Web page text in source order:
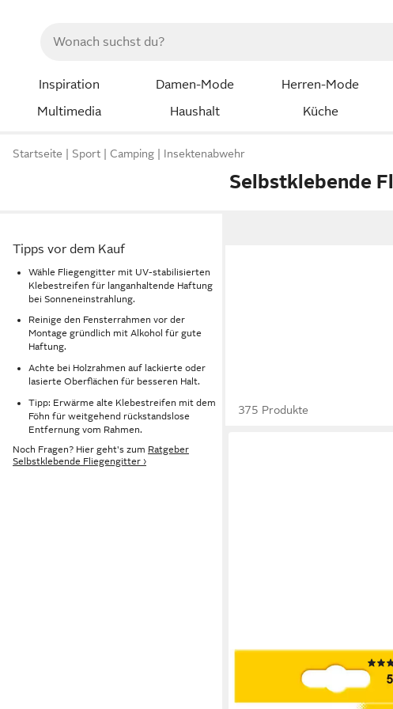
Inspiration Damen-Mode Herren-Mode
Multimedia
Haushalt Küche
Startseite Sport Camping Insektenabwehr
Selbstklebende
Tipps vor dem Kauf
Wähle Fliegengitter mit UV-stabilisierten
Klebestreifen für langanhaltende Haftung
bei Sonneneinstrahlung.
Reinige den Fensterrahmen vor der
Montage gründlich mit Alkohol für gute
Haftung.
Achte bei Holzrahmen auf lackierte oder
lasierte Oberflächen für besseren Halt.
Tipp: Erwärme alte Klebestreifen mit dem
Föhn für weitgehend rückstandslose
Entfernung vom Rahmen.
Noch Fragen? Hier geht's zum Ratgeber
Selbstklebende Fliegengitter ›
375 Produkte
Fliegengitter-Gewebe für
Dachfenster mit